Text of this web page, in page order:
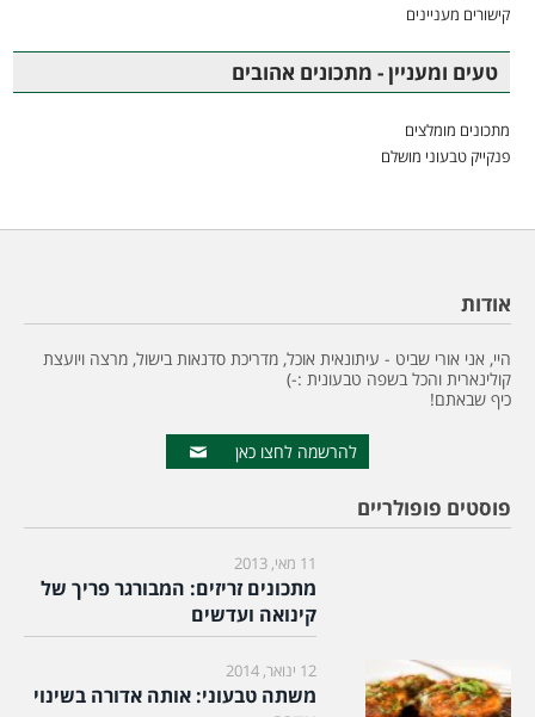
קישורים מעניינים
טעים ומעניין - מתכונים אהובים
מתכונים מומלצים
פנקייק טבעוני מושלם
אודות
היי, אני אורי שביט - עיתונאית אוכל, מדריכת סדנאות בישול, מרצה ויועצת
קולינארית והכל בשפה טבעונית :-)
כיף שבאתם!
להרשמה לחצו כאן
פוסטים פופולריים
11 מאי, 2013
מתכונים זריזים: המבורגר פריך של
קינואה ועדשים
12 ינואר, 2014
משתה טבעוני: אותה אדורה בשינוי